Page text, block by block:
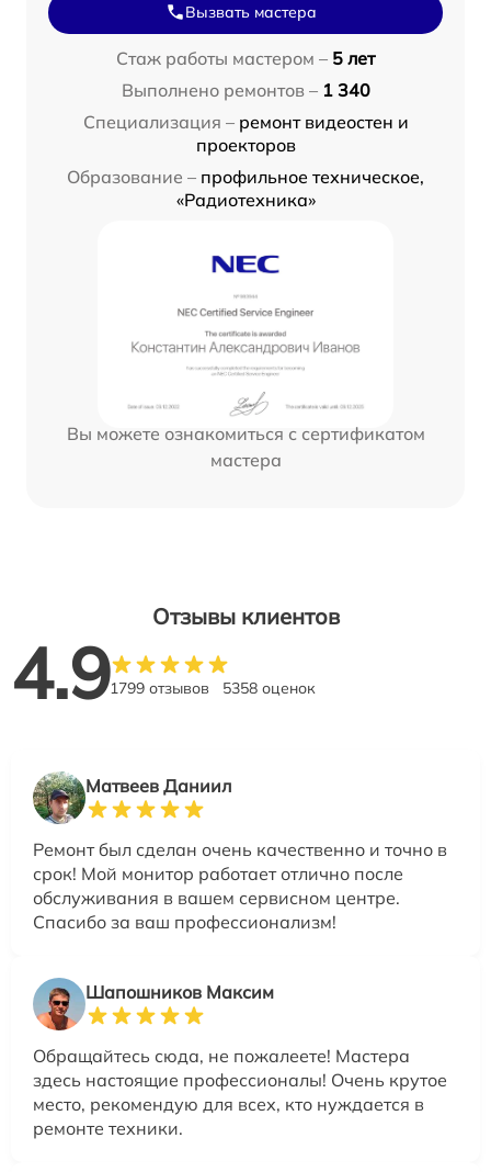
Вызвать мастера
Стаж работы мастером – 5 лет
Выполнено ремонтов – 1 340
Специализация – ремонт видеостен и
проекторов
Образование – профильное техническое,
«Радиотехника»
Вы можете ознакомиться с сертификатом
мастера
Отзывы клиентов
4.91799 отзывов 5358 оценок
Матвеев Даниил
Ремонт был сделан очень качественно и точно в
срок! Мой монитор работает отлично после
обслуживания в вашем сервисном центре.
Спасибо за ваш профессионализм!
Шапошников Максим
Обращайтесь сюда, не пожалеете! Мастера
здесь настоящие профессионалы! Очень крутое
место, рекомендую для всех, кто нуждается в
ремонте техники.